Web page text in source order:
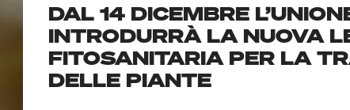
DAL 14 DICEMBRE
INTRODURRÀ LA NUOVA
FITOSANITARIA PER LA
DELLE PIANTE